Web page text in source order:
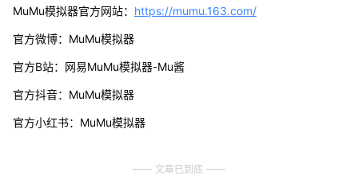
MuMu模拟器官方网站： https://mumu.163.com/
官方微博：MuMu模拟器
官方B站：网易MuMu模拟器-Mu酱
官方抖音：MuMu模拟器
官方小红书：MuMu模拟器
文章已到底